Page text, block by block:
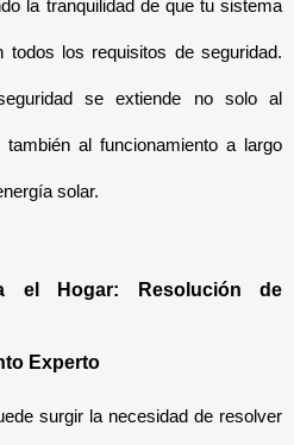
la tranquilidad de que tu sistema
los requisitos de seguridad.
se extiende no solo al
al funcionamiento a largo
solar.
el Hogar: Resolución de
Experto
surgir la necesidad de resolver